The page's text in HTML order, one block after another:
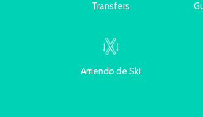
Transfers
Arriendo de Ski